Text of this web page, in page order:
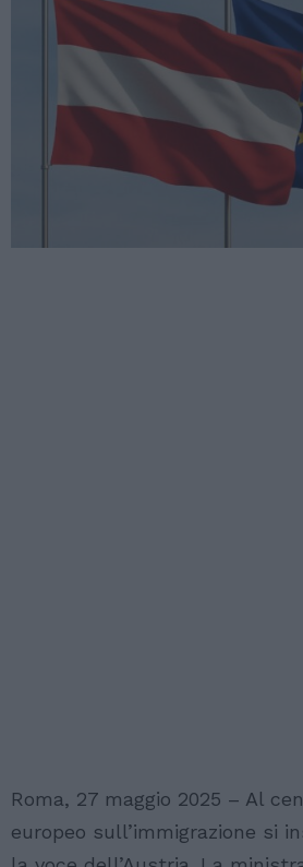
Roma, 27 maggio 2025 – Al
europeo sull’immigrazione si